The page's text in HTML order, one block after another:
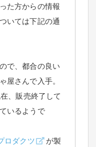
た方からの情報
いては下記の通
で、都合の良い
屋さんで入手。
、販売終了して
いるようで
ロダクツ が製